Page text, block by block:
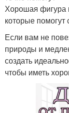
Хорошая фигура
которые помогут
Если вам не
природы и
создать
чтобы иметь